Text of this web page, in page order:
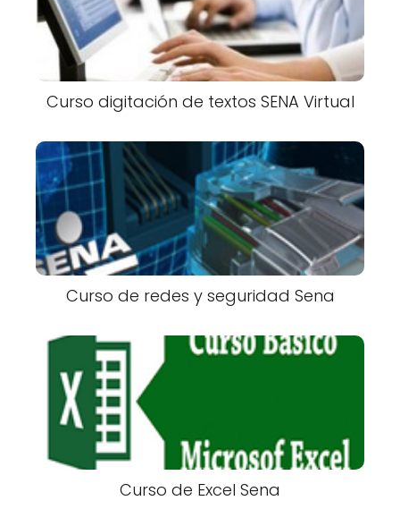
Curso digitación de textos SENA Virtual
Curso de redes y seguridad Sena
Curso de Excel Sena